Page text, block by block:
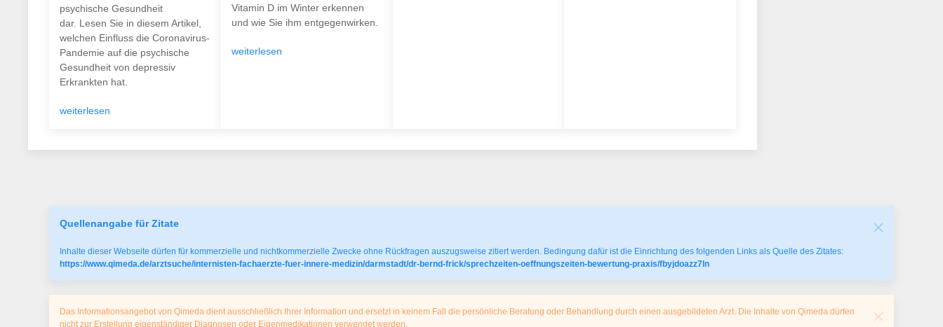
psychische Gesundheit
dar. Lesen Sie in diesem Artikel,
welchen Einfluss die Coronavirus-
Pandemie auf die psychische
Gesundheit von depressiv
Erkrankten hat.
weiterlesen
Vitamin D im Winter erkennen
und wie Sie ihm entgegenwirken.
weiterlesen
Quellenangabe für Zitate
Inhalte dieser Webseite dürfen für kommerzielle und nichtkommerzielle Zwecke ohne Rückfragen auszugsweise zitiert werden. Bedingung dafür ist die Einrichtung des folgenden Links als Quelle des Zitates:
https://www.qimeda.de/arztsuche/internisten-fachaerzte-fuer-innere-medizin/darmstadt/dr-bernd-frick/sprechzeiten-oeffnungszeiten-bewertung-praxis/fbyjdoazz7ln
Das Informationsangebot von Qimeda dient ausschließlich Ihrer Information und ersetzt in keinem Fall die persönliche Beratung oder Behandlung durch einen ausgebildeten Arzt. Die Inhalte von Qimeda dürfen
nicht zur Erstellung eigenständiger Diagnosen oder Eigenmedikationen verwendet werden.